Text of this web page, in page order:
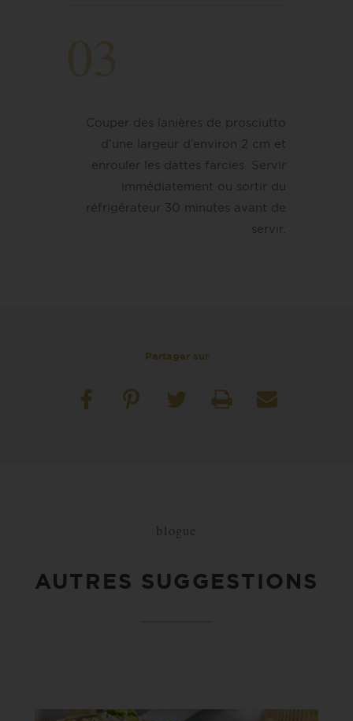
Couper des lanières de prosciutto
d’une largeur d’environ 2 cm et
enrouler les dattes farcies. Servir
immédiatement ou sortir du
réfrigérateur 30 minutes avant de
servir.
Partager sur
blogue
AUTRES SUGGESTIONS